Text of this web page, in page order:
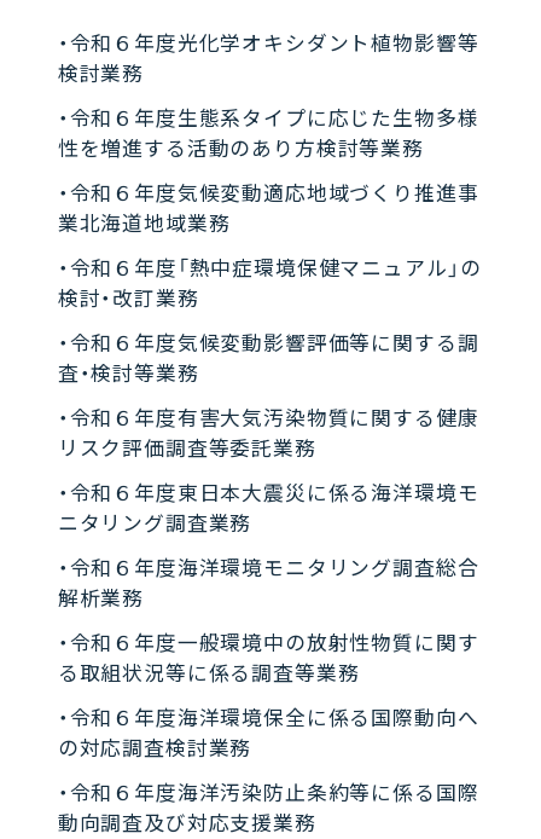
・令和６年度光化学オキシダント植物影響等
検討業務
・令和６年度生態系タイプに応じた生物多様
性を増進する活動のあり方検討等業務
・令和６年度気候変動適応地域づくり推進事
業北海道地域業務
・令和６年度「熱中症環境保健マニュアル」の
検討・改訂業務
・令和６年度気候変動影響評価等に関する調
査・検討等業務
・令和６年度有害大気汚染物質に関する健康
リスク評価調査等委託業務
・令和６年度東日本大震災に係る海洋環境モ
ニタリング調査業務
・令和６年度海洋環境モニタリング調査総合
解析業務
・令和６年度一般環境中の放射性物質に関す
る取組状況等に係る調査等業務
・令和６年度海洋環境保全に係る国際動向へ
の対応調査検討業務
・令和６年度海洋汚染防止条約等に係る国際
動向調査及び対応支援業務